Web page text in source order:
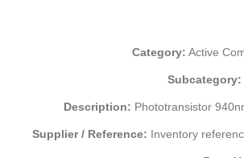
Category: Active
Subcategory:
Description: Phototransistor
Supplier / Reference: Inventory